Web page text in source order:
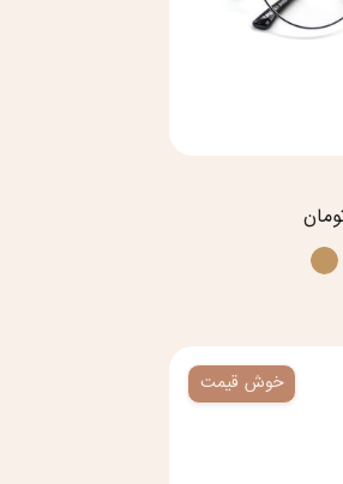
خوش قیمت